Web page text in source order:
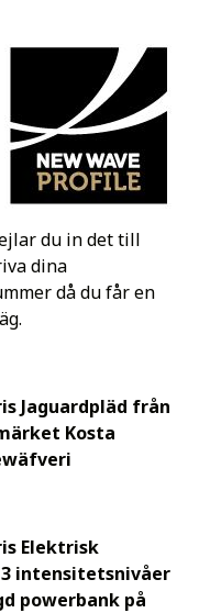
du in det till
dina
då du får en
Jaguardpläd från
Kosta
Elektrisk
intensitetsnivåer
powerbank på